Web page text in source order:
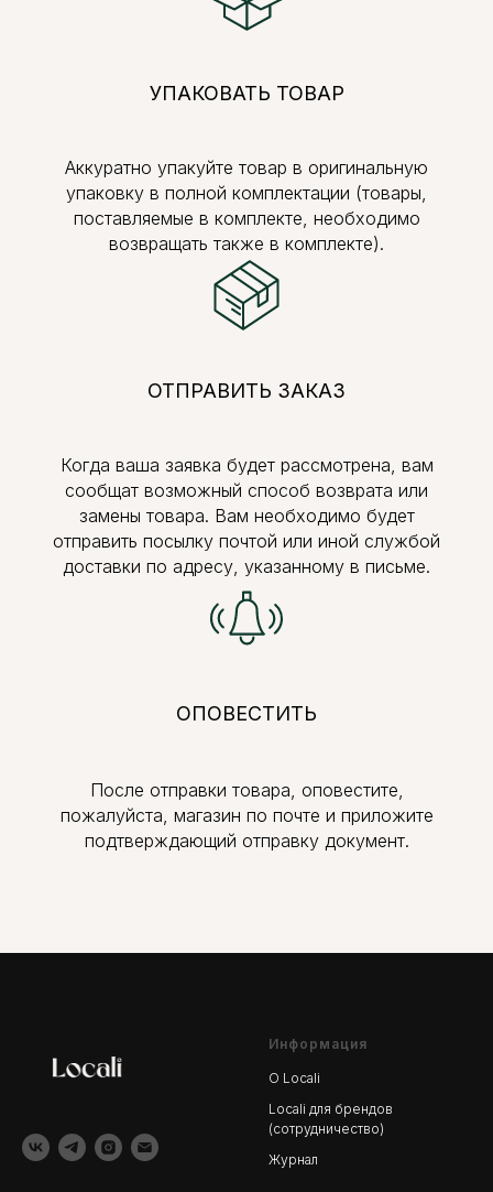
УПАКОВАТЬ ТОВАР
Аккуратно упакуйте товар в оригинальную
упаковку в полной комплектации (товары,
поставляемые в комплекте, необходимо
возвращать также в комплекте).
ОТПРАВИТЬ ЗАКАЗ
Когда ваша заявка будет рассмотрена, вам
сообщат возможный способ возврата или
замены товара. Вам необходимо будет
отправить посылку почтой или иной службой
доставки по адресу, указанному в письме.
ОПОВЕСТИТЬ
После отправки товара, оповестите,
пожалуйста, магазин по почте и приложите
подтверждающий отправку документ.
Информация
О Locali
Locali для брендов
(сотрудничество)
Журнал